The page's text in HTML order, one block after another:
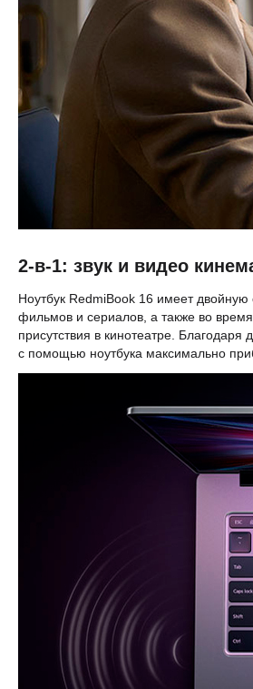
2-в-1: звук и видео
Ноутбук RedmiBook 16 имеет
фильмов и сериалов, а также во
присутствия в кинотеатре.
с помощью ноутбука максимально